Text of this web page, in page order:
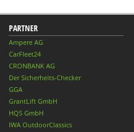
PARTNER
Ampere AG
CarFleet24
CRONBANK AG
Der Sicherheits-Checker
GGA
GrantLift GmbH
HQS GmbH
IWA OutdoorClassics